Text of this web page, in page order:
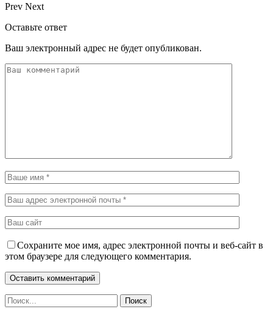
Prev Next
Оставьте ответ
Ваш электронный адрес не будет опубликован.
Сохраните мое имя, адрес электронной почты и веб-сайт в
этом браузере для следующего комментария.